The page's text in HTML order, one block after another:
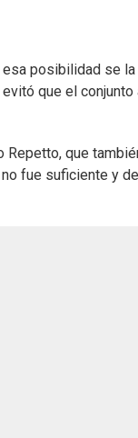
esa posibilidad se la
que el conjunto
que
fue suficiente y